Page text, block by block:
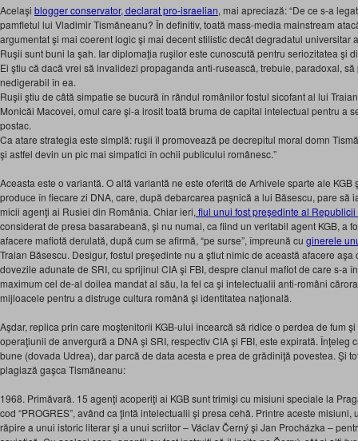
Acelaşi blogger conservator, declarat pro-israelian, mai apreciază: “De ce s-a
pamfletul lui Vladimir Tismăneanu? În definitiv, toată mass-media mainstream
argumentat şi mai coerent logic şi mai decent stilistic decât degradatul universitar
Ruşii sunt buni la şah. Iar diplomaţia ruşilor este cunoscută pentru seriozitatea şi
Ei ştiu că dacă vrei să invalidezi propaganda anti-rusească, trebuie, paradoxal,
nedigerabil în ea.
Ruşii ştiu de câtă simpatie se bucură în rândul românilor fostul sicofant al lui
Monicăi Macovei, omul care şi-a irosit toată bruma de capital intelectual pentru a
postac.
Ca atare strategia este simplă: ruşii îl promovează pe decrepitul moral domn
şi astfel devin un pic mai simpatici în ochii publicului românesc.”
Aceasta este o variantă. O altă variantă ne este oferită de Arhivele sparte ale
produce în fiecare zi DNA, care, după debarcarea paşnică a lui Băsescu, pare să
micii agenţi ai Rusiei din România. Chiar ieri, fiul unui fost preşedinte al
considerat de presa basarabeană, şi nu numai, ca fiind un veritabil agent KGB, a
afacere mafiotă derulată, după cum se afirmă, “pe surse”, împreună cu ginerele
Traian Băsescu. Desigur, fostul preşedinte nu a ştiut nimic de această afacere
dovezile adunate de SRI, cu sprijinul CIA şi FBI, despre clanul mafiot de care s-a
maximum cel de-al doilea mandat al său, la fel ca şi intelectualii anti-români
mijloacele pentru a distruge cultura română şi identitatea naţională.
Aşdar, replica prin care moştenitorii KGB-ului încearcă să ridice o perdea de fum
operaţiunii de anvergură a DNA şi SRI, respectiv CIA şi FBI, este expirată. Înţeleg
bune (dovada Udrea), dar parcă de data acesta e prea de grădiniţă povestea. Şi
plagiază gaşca Tismăneanu:
1968. Primăvară. 15 agenţi acoperiţi ai KGB sunt trimişi cu misiuni speciale la
cod “PROGRES”, având ca ţintă intelectualii şi presa cehă. Printre aceste
răpire a unui istoric literar şi a unui scriitor – Václav Černý şi Jan Procházka –